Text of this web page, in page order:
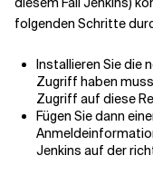
folgenden Schritte
Installieren Sie die
Zugriff haben
Zugriff auf diese
Fügen Sie dann
Jenkins auf der